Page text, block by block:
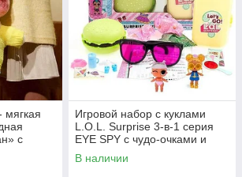
мягкая
с
Игровой набор с куклами
L.O.L. Surprise 3-в-1 серия
EYE SPY с чудо-очками и
аксессуарами (с бургером)
В наличии